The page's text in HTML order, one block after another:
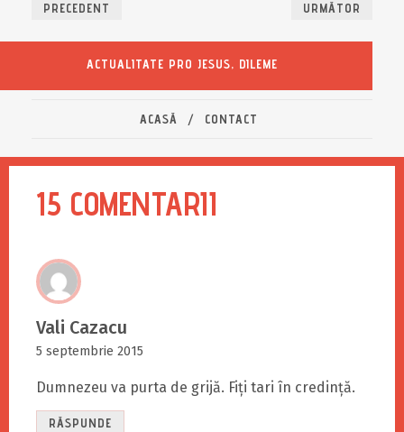
PRECEDENT URMĂTOR
ACTUALITATE PRO JESUS, DILEME
ACASĂ CONTACT
15 COMENTARII
Vali Cazacu
5 septembrie 2015
Dumnezeu va purta de grijă. Fiți tari în credință.
RĂSPUNDE